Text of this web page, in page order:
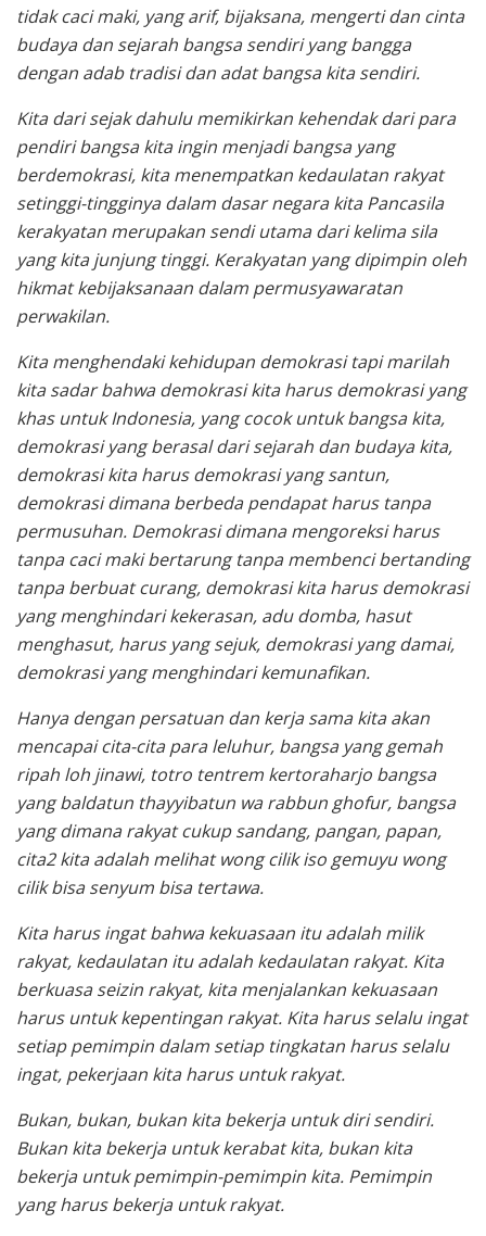
tidak caci maki, yang arif, bijaksana, mengerti dan cinta
budaya dan sejarah bangsa sendiri yang bangga
dengan adab tradisi dan adat bangsa kita sendiri.
Kita dari sejak dahulu memikirkan kehendak dari para
pendiri bangsa kita ingin menjadi bangsa yang
berdemokrasi, kita menempatkan kedaulatan rakyat
setinggi-tingginya dalam dasar negara kita Pancasila
kerakyatan merupakan sendi utama dari kelima sila
yang kita junjung tinggi. Kerakyatan yang dipimpin oleh
hikmat kebijaksanaan dalam permusyawaratan
perwakilan.
Kita menghendaki kehidupan demokrasi tapi marilah
kita sadar bahwa demokrasi kita harus demokrasi yang
khas untuk Indonesia, yang cocok untuk bangsa kita,
demokrasi yang berasal dari sejarah dan budaya kita,
demokrasi kita harus demokrasi yang santun,
demokrasi dimana berbeda pendapat harus tanpa
permusuhan. Demokrasi dimana mengoreksi harus
tanpa caci maki bertarung tanpa membenci bertanding
tanpa berbuat curang, demokrasi kita harus demokrasi
yang menghindari kekerasan, adu domba, hasut
menghasut, harus yang sejuk, demokrasi yang damai,
demokrasi yang menghindari kemunafikan.
Hanya dengan persatuan dan kerja sama kita akan
mencapai cita-cita para leluhur, bangsa yang gemah
ripah loh jinawi, totro tentrem kertoraharjo bangsa
yang baldatun thayyibatun wa rabbun ghofur, bangsa
yang dimana rakyat cukup sandang, pangan, papan,
cita2 kita adalah melihat wong cilik iso gemuyu wong
cilik bisa senyum bisa tertawa.
Kita harus ingat bahwa kekuasaan itu adalah milik
rakyat, kedaulatan itu adalah kedaulatan rakyat. Kita
berkuasa seizin rakyat, kita menjalankan kekuasaan
harus untuk kepentingan rakyat. Kita harus selalu ingat
setiap pemimpin dalam setiap tingkatan harus selalu
ingat, pekerjaan kita harus untuk rakyat.
Bukan, bukan, bukan kita bekerja untuk diri sendiri.
Bukan kita bekerja untuk kerabat kita, bukan kita
bekerja untuk pemimpin-pemimpin kita. Pemimpin
yang harus bekerja untuk rakyat.